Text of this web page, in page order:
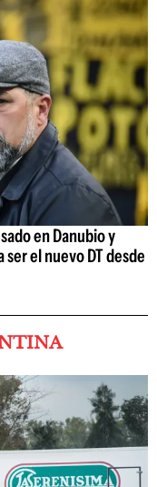
en Danubio y
el nuevo DT desde